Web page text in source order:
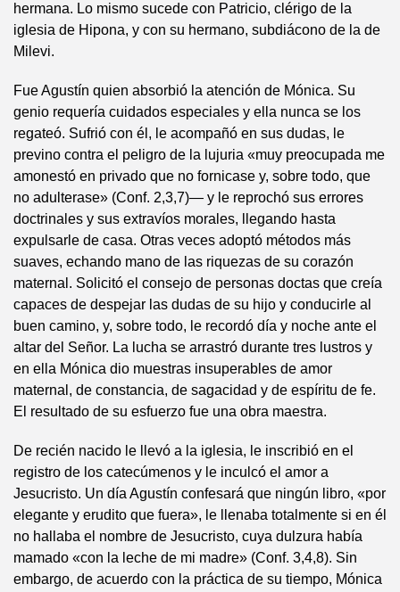
hermana. Lo mismo sucede con Patricio, clérigo de la
iglesia de Hipona, y con su hermano, subdiácono de la de
Milevi.
Fue Agustín quien absorbió la atención de Mónica. Su
genio requería cuidados especiales y ella nunca se los
regateó. Sufrió con él, le acompañó en sus dudas, le
previno contra el peligro de la lujuria «muy preocupada me
amonestó en privado que no fornicase y, sobre todo, que
no adulterase» (Conf. 2,3,7)— y le reprochó sus errores
doctrinales y sus extravíos morales, llegando hasta
expulsarle de casa. Otras veces adoptó métodos más
suaves, echando mano de las riquezas de su corazón
maternal. Solicitó el consejo de personas doctas que creía
capaces de despejar las dudas de su hijo y conducirle al
buen camino, y, sobre todo, le recordó día y noche ante el
altar del Señor. La lucha se arrastró durante tres lustros y
en ella Mónica dio muestras insuperables de amor
maternal, de constancia, de sagacidad y de espíritu de fe.
El resultado de su esfuerzo fue una obra maestra.
De recién nacido le llevó a la iglesia, le inscribió en el
registro de los catecúmenos y le inculcó el amor a
Jesucristo. Un día Agustín confesará que ningún libro, «por
elegante y erudito que fuera», le llenaba totalmente si en él
no hallaba el nombre de Jesucristo, cuya dulzura había
mamado «con la leche de mi madre» (Conf. 3,4,8). Sin
embargo, de acuerdo con la práctica de su tiempo, Mónica